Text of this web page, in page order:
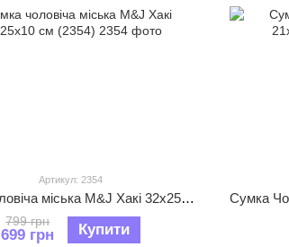
Артикул: 2354
Сумка чоловіча міська M&J Хакі 32х25х10 см (2354)
799 грн
699 грн Купити